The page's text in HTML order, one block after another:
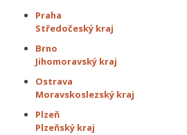
Praha
Středočeský kraj
Brno
Jihomoravský kraj
Ostrava
Moravskoslezský kraj
Plzeň
Plzeňský kraj